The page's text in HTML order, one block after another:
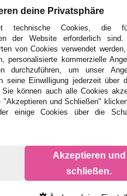
FÜR
deine Privatsphäre
technische Cookies, die
der Website erforderlich
von Cookies verwendet
personalisierte kommerzielle
durchzuführen, um unser
seine Einwilligung jederzeit über
können auch alle Cookies
"Akzeptieren und Schließen"
einige Cookies über die
Akzeptieren und
schließen.